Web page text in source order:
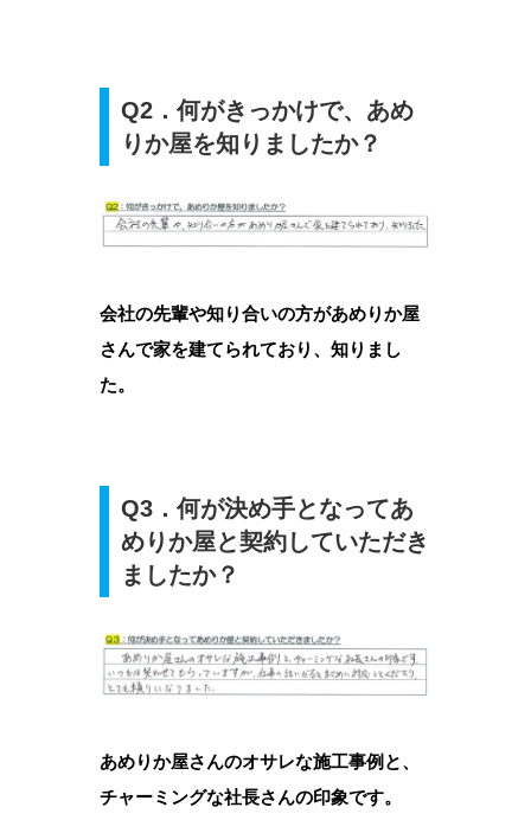
Q2．何がきっかけで、あめ
りか屋を知りましたか？
会社の先輩や知り合いの方があめりか屋
さんで家を建てられており、知りまし
た。
Q3．何が決め手となってあ
めりか屋と契約していただき
ましたか？
あめりか屋さんのオサレな施工事例と、
チャーミングな社長さんの印象です。